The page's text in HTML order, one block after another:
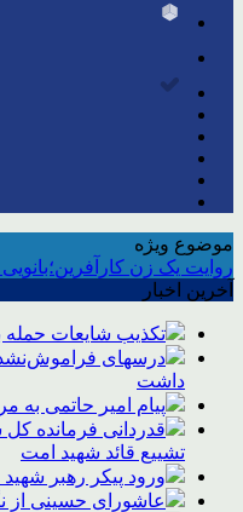
موضوع ویژه
روایت یک زن
آخرین اخبار
تکذیب شایعات حمله
درسهای
داشت
پیام امیر حاتمی به
قدردانی فرمانده
تشییع قائد شهید امت
ورود پیکر رهبر
عاشورای حسینی از